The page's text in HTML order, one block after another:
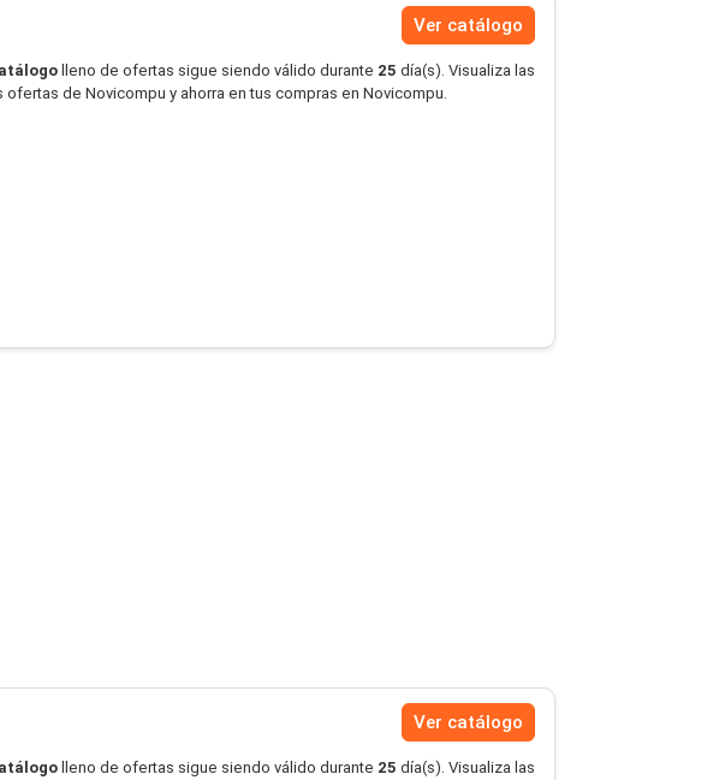
Ver catálogo
lleno de ofertas sigue siendo válido durante 25 día(s). Visualiza las
ofertas de Novicompu y ahorra en tus compras en Novicompu.
Ver catálogo
lleno de ofertas sigue siendo válido durante 25 día(s). Visualiza las